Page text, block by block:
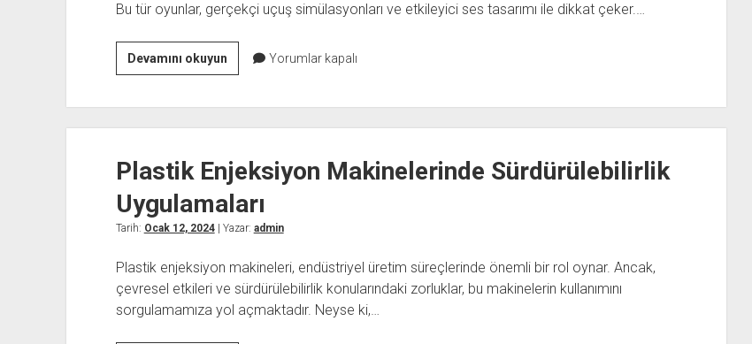
Bu tür oyunlar, gerçekçi uçuş simülasyonları ve etkileyici ses tasarımı ile dikkat çeker.…
Devamını okuyunUçak
Oyunları
Tasarımı
ve
Efektleri
Yorumlar kapalı
Plastik Enjeksiyon Makinelerinde Sürdürülebilirlik
Uygulamaları
Tarih: Ocak 12, 2024| Yazar: admin
Plastik enjeksiyon makineleri, endüstriyel üretim süreçlerinde önemli bir rol oynar. Ancak,
çevresel etkileri ve sürdürülebilirlik konularındaki zorluklar, bu makinelerin kullanımını
sorgulamamıza yol açmaktadır. Neyse ki,…